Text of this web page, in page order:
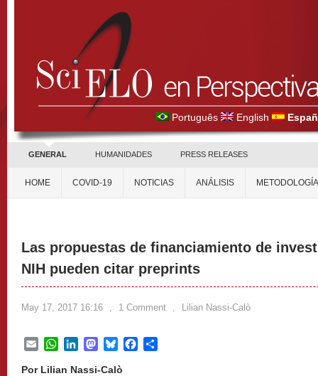
Português English
GENERAL HUMANIDADES PRESS RELEASES
HOME COVID-19 NOTICIAS ANÁLISIS METODOLOGÍA
Las propuestas de financiamiento de
NIH pueden citar preprints
May 17, 2017 16:16 , 1 Comment , Lilian Nassi-Calò
EmailWhatsApp
LinkedInMastodon
BlueskyFacebook
Por Lilian Nassi-Calò